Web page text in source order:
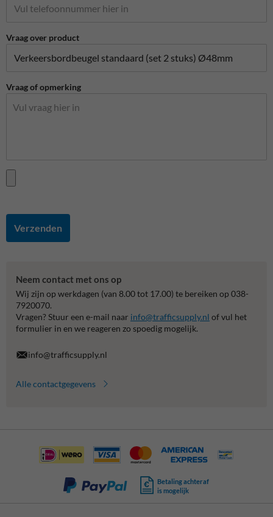
Vraag over product
Vraag of opmerking
Verzenden
Neem contact met ons op
Wij zijn op werkdagen (van 8.00 tot 17.00) te bereiken op 038-
7920070.
Vragen? Stuur een e-mail naar info@trafficsupply.nl of vul het
formulier in en we reageren zo spoedig mogelijk.
info@trafficsupply.nl
Alle contactgegevens
Betaling achteraf
is mogelijk